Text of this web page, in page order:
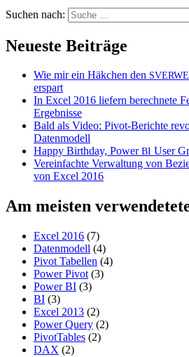
Suchen nach:
Neueste Beiträge
Wie mir ein Häkchen den
erspart
In Excel 2016 liefern berechnete
Ergebnisse
Bald als Video: Pivot-Berichte
Datenmodell
Happy Birthday, PowerBI User
Vereinfachte Verwaltung von
von Excel 2016
Am meisten
Excel 2016 (7)
Datenmodell (4)
Pivot Tabellen (4)
Power Pivot (3)
Power BI (3)
BI (3)
Excel 2013 (2)
Power Query (2)
PivotTables (2)
DAX (2)